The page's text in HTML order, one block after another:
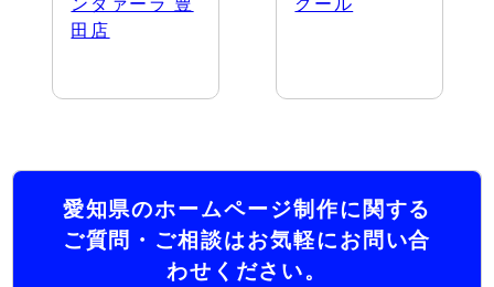
田店
愛知県のホームページ制作に関する
ご質問・ご相談はお気軽にお問い合
わせください。